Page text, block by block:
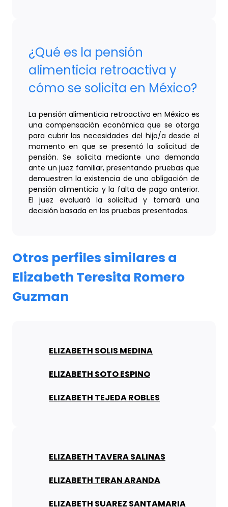
¿Qué es la pensión
alimenticia retroactiva y
cómo se solicita en México?
La pensión alimenticia retroactiva en México es
una compensación económica que se otorga
para cubrir las necesidades del hijo/a desde el
momento en que se presentó la solicitud de
pensión. Se solicita mediante una demanda
ante un juez familiar, presentando pruebas que
demuestren la existencia de una obligación de
pensión alimenticia y la falta de pago anterior.
El juez evaluará la solicitud y tomará una
decisión basada en las pruebas presentadas.
Otros perfiles similares a
Elizabeth Teresita Romero
Guzman
ELIZABETH SOLIS MEDINA
ELIZABETH SOTO ESPINO
ELIZABETH TEJEDA ROBLES
ELIZABETH TAVERA SALINAS
ELIZABETH TERAN ARANDA
ELIZABETH SUAREZ SANTAMARIA